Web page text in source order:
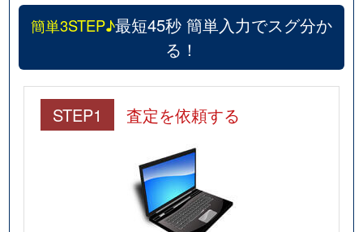
簡単3STEP♪最短45秒 簡単入力でスグ分か
る！
STEP1 査定を依頼する